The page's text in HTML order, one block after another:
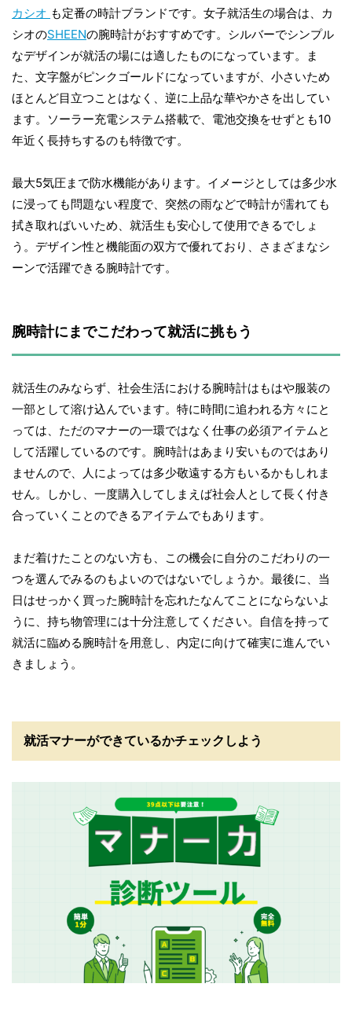
カシオ も定番の時計ブランドです。女子就活生の場合は、カ
シオのSHEENの腕時計がおすすめです。シルバーでシンプル
なデザインが就活の場には適したものになっています。ま
た、文字盤がピンクゴールドになっていますが、小さいため
ほとんど目立つことはなく、逆に上品な華やかさを出してい
ます。ソーラー充電システム搭載で、電池交換をせずとも10
年近く長持ちするのも特徴です。
最大5気圧まで防水機能があります。イメージとしては多少水
に浸っても問題ない程度で、突然の雨などで時計が濡れても
拭き取ればいいため、就活生も安心して使用できるでしょ
う。デザイン性と機能面の双方で優れており、さまざまなシ
ーンで活躍できる腕時計です。
腕時計にまでこだわって就活に挑もう
就活生のみならず、社会生活における腕時計はもはや服装の
一部として溶け込んでいます。特に時間に追われる方々にと
っては、ただのマナーの一環ではなく仕事の必須アイテムと
して活躍しているのです。腕時計はあまり安いものではあり
ませんので、人によっては多少敬遠する方もいるかもしれま
せん。しかし、一度購入してしまえば社会人として長く付き
合っていくことのできるアイテムでもあります。
まだ着けたことのない方も、この機会に自分のこだわりの一
つを選んでみるのもよいのではないでしょうか。最後に、当
日はせっかく買った腕時計を忘れたなんてことにならないよ
うに、持ち物管理には十分注意してください。自信を持って
就活に臨める腕時計を用意し、内定に向けて確実に進んでい
きましょう。
就活マナーができているかチェックしよう